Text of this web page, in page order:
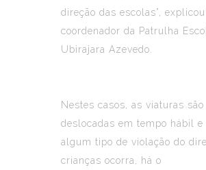
direção das escolas”,
coordenador da Patrulha
Ubirajara Azevedo.
Nestes casos, as viaturas são
deslocadas em tempo hábil e
algum tipo de violação do
crianças ocorra, há o